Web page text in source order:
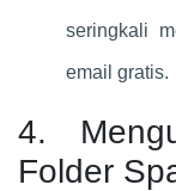
seringkali
email gratis.
4.
Folder